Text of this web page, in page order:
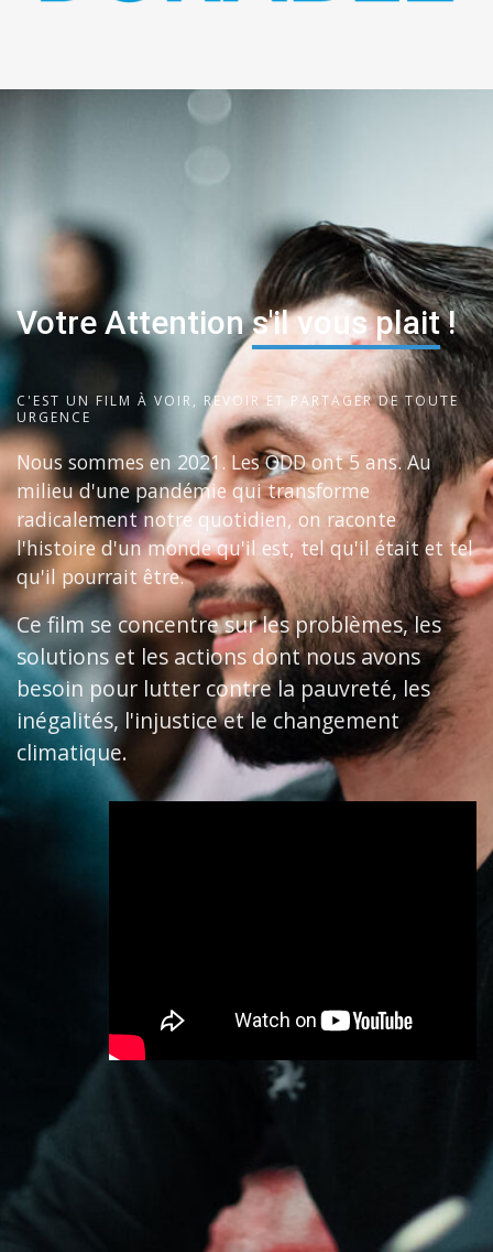
Votre Attentions'il vous plait!
C'EST UN FILM À VOIR, REVOIR ET PARTAGER DE TOUTE
URGENCE
Nous sommes en 2021. Les ODD ont 5 ans. Au
milieu d'une pandémie qui transforme
radicalement notre quotidien, on raconte
l'histoire d'un monde qu'il est, tel qu'il était et tel
qu'il pourrait être.
Ce film se concentre sur les problèmes, les
solutions et les actions dont nous avons
besoin pour lutter contre la pauvreté, les
inégalités, l'injustice et le changement
climatique.